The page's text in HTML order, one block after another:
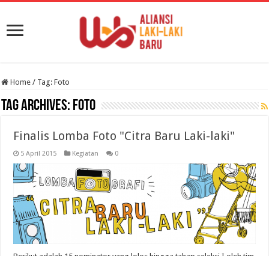
Home / Tag:Foto
Tag Archives: Foto
Finalis Lomba Foto "Citra Baru Laki-laki"
5 April 2015 Kegiatan 0